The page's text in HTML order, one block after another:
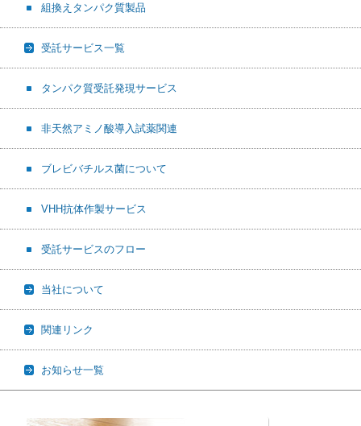
組換えタンパク質製品
受託サービス一覧
タンパク質受託発現サービス
非天然アミノ酸導入試薬関連
ブレビバチルス菌について
VHH抗体作製サービス
受託サービスのフロー
当社について
関連リンク
お知らせ一覧